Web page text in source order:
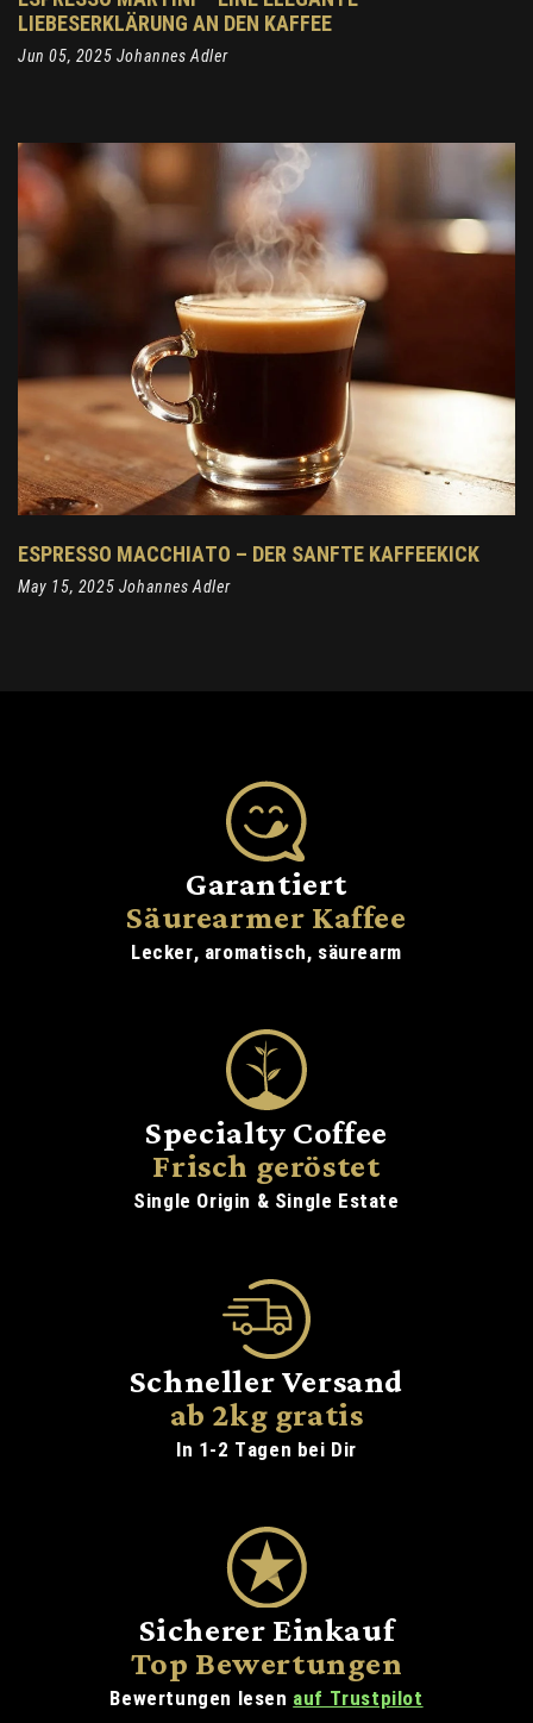
LIEBESERKLÄRUNG AN DEN KAFFEE
Jun 05, 2025 Johannes Adler
ESPRESSO MACCHIATO – DER SANFTE KAFFEEKICK
May 15, 2025 Johannes Adler
Garantiert
Säurearmer Kaffee
Lecker, aromatisch, säurearm
Specialty Coffee
Frisch geröstet
Single Origin & Single Estate
Schneller Versand
ab 2kg gratis
In 1-2 Tagen bei Dir
Sicherer Einkauf
Top Bewertungen
Bewertungen lesen auf Trustpilot